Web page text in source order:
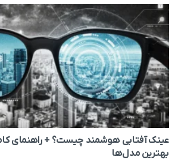
عینک آفتابی هوشمند چیست؟ + راهنمای
بهترین مدل‌ها